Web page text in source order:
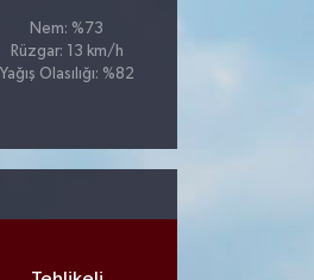
Nem: %73
Rüzgar: 13 km/h
Yağış Olasılığı: %82